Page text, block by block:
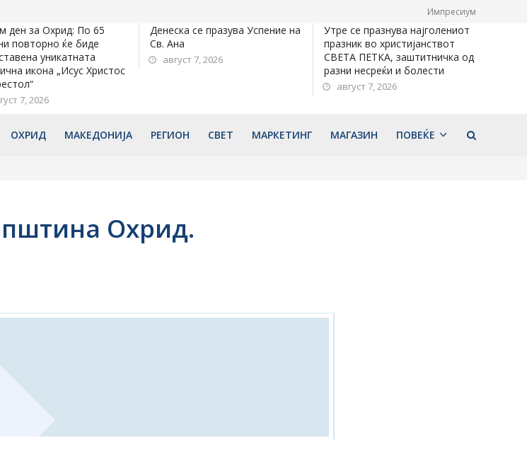
Импресиум
ден за Охрид: По 65
повторно ќе биде
уникатната
икона „Исус Христос
7, 2026
Денеска се празува Успение на
Св. Ана
август 7, 2026
Утре се празнува најголениот
празник во христијанствот
СВЕТА ПЕТКА, заштитничка од
разни несреќи и болести
август 7, 2026
ОХРИД МАКЕДОНИЈА РЕГИОН СВЕТ МАРКЕТИНГ МАГАЗИН ПОВЕЌЕ
Охрид.